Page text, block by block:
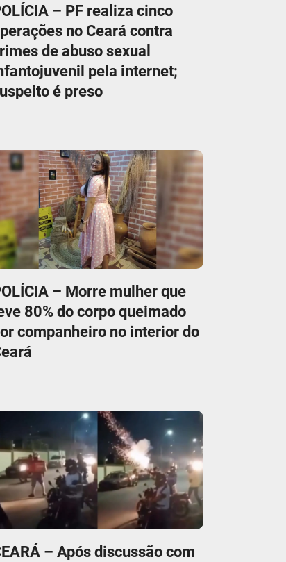
– PF realiza cinco
no Ceará contra
de abuso sexual
pela internet;
é preso
– Morre mulher que
80% do corpo queimado
companheiro no interior do
– Após discussão com